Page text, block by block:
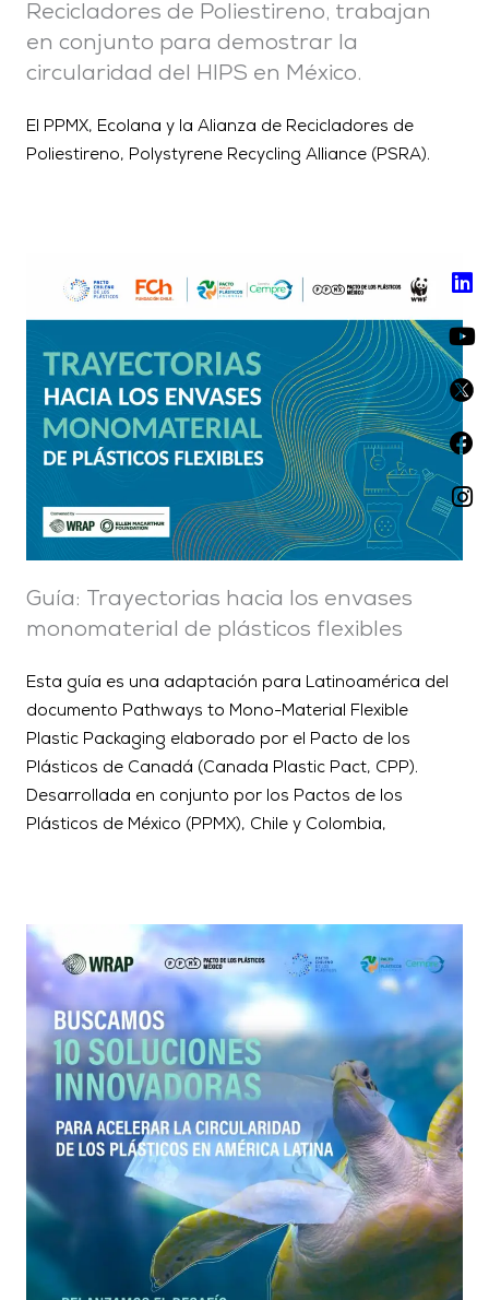
Recicladores de Poliestireno, trabajan
en conjunto para demostrar la
circularidad del HIPS en México.
El PPMX, Ecolana y la Alianza de Recicladores de
Poliestireno, Polystyrene Recycling Alliance (PSRA).
Guía: Trayectorias hacia los envases
monomaterial de plásticos flexibles
Esta guía es una adaptación para Latinoamérica del
documento Pathways to Mono-Material Flexible
Plastic Packaging elaborado por el Pacto de los
Plásticos de Canadá (Canada Plastic Pact, CPP).
Desarrollada en conjunto por los Pactos de los
Plásticos de México (PPMX), Chile y Colombia,